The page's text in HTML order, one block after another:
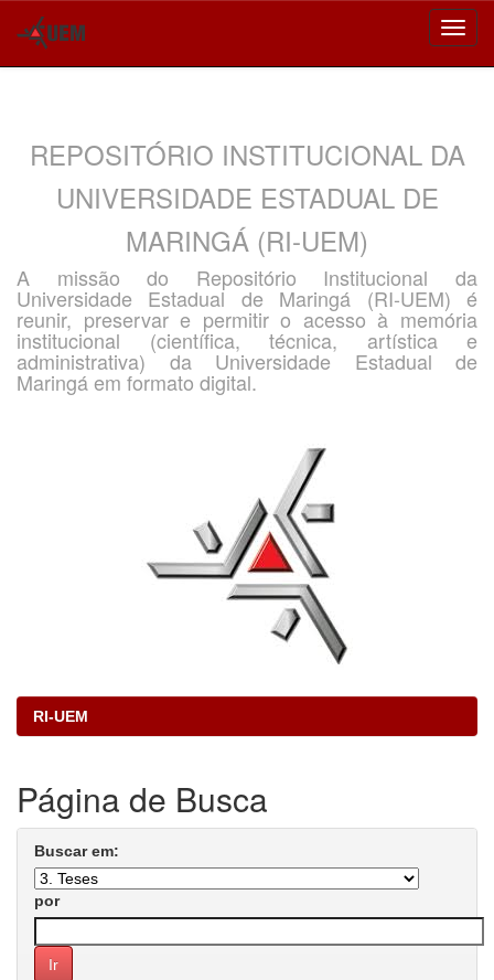
REPOSITÓRIO INSTITUCIONAL DA
UNIVERSIDADE ESTADUAL DE
MARINGÁ (RI-UEM)
A missão do Repositório Institucional da
Universidade Estadual de Maringá (RI-UEM) é
reunir, preservar e permitir o acesso à memória
institucional (científica, técnica, artística e
administrativa) da Universidade Estadual de
Maringá em formato digital.
RI-UEM
Página de Busca
Buscar em:
por